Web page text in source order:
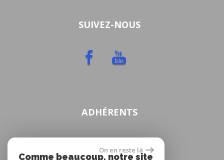
SUIVEZ-NOUS
ADHÉRENTS
On en reste là
Comme beaucoup, notre site